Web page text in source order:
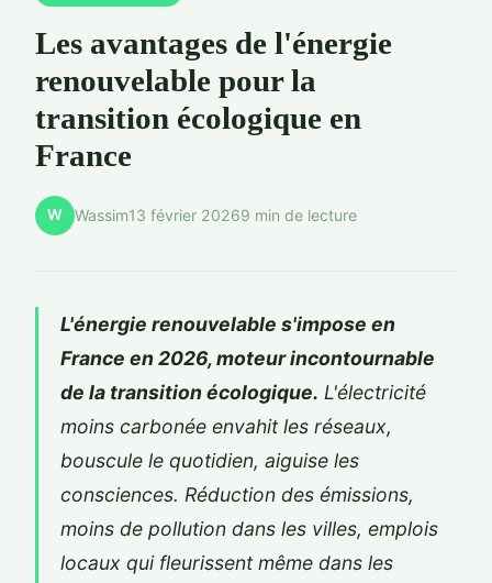
Les avantages de l'énergie
renouvelable pour la
transition écologique en
France
W Wassim13 février 20269 min de lecture
L'énergie renouvelable s'impose en
France en 2026, moteur incontournable
de la transition écologique. L'électricité
moins carbonée envahit les réseaux,
bouscule le quotidien, aiguise les
consciences. Réduction des émissions,
moins de pollution dans les villes, emplois
locaux qui fleurissent même dans les